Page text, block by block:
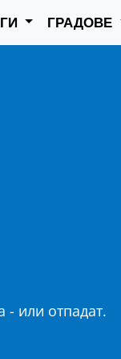
ГРАДОВЕ
или отпадат.